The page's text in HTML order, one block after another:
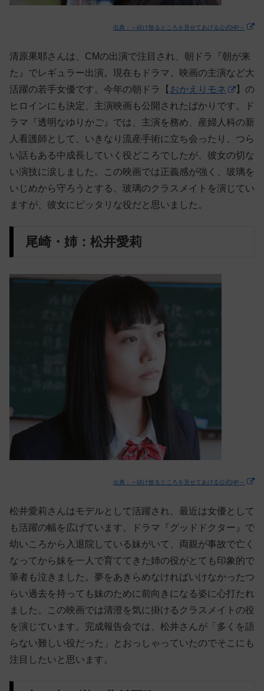
出典：～砕け散るところを見せてあげる公式HP～
清原果耶さんは、CMの出演で注目され、朝ドラ『朝が来
た』でレギュラー出演。現在もドラマ、映画の主演など大
活躍の若手女優です。今年の朝ドラ【 おかえりモネ
】の
ヒロインにも決定、主演映画も公開されたばかりです。ド
ラマ『透明なゆりかご』では、主演を務め、産婦人科の新
人看護師として、いきなり流産手術に立ち会ったり、つら
い話もある中成長していく役どころでしたが、彼女の切な
い演技に涙しました。この映画では正義感が強く、玻璃を
いじめから守ろうとする、玻璃のクラスメイトを演じてい
ますが、彼女にピッタリな役だと思いました。
尾崎・姉：松井愛莉
出典：～砕け散るところを見せてあげる公式HP～
松井愛莉さんはモデルとして活躍され、最近は女優として
も活躍の幅を広げています。ドラマ『グッドドクター』で
幼いころから入退院している妹がいて、両親が事故で亡く
なってから妹を一人で育ててきた姉の役がとても印象的で
筆者も泣きました。夢をあきらめなければいけなかったつ
らい過去を持っても妹のために前向きになる姿に心打たれ
ました。この映画では清澄を気に掛けるクラスメイトの役
を演じています。完成報告会では、松井さんが「多くを語
らない難しい役だった」とおっしゃっていたのでそこにも
注目したいと思います。